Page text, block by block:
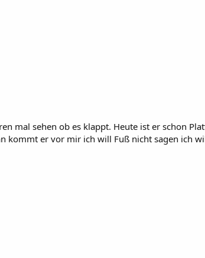
mal sehen ob es klappt. Heute ist er schon
kommt er vor mir ich will Fuß nicht sagen ich